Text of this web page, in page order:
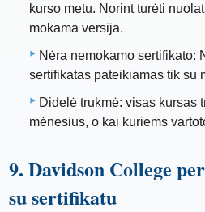
kurso metu. Norint turėti
mokama versija.
Nėra nemokamo sertifikato:
sertifikatas pateikiamas tik su
Didelė trukmė: visas kursas
mėnesius, o kai kuriems
9. Davidson College
su sertifikatu